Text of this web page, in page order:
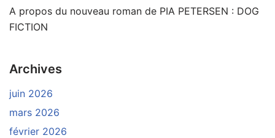
A propos du nouveau roman de PIA PETERSEN : DOG
FICTION
Archives
juin 2026
mars 2026
février 2026